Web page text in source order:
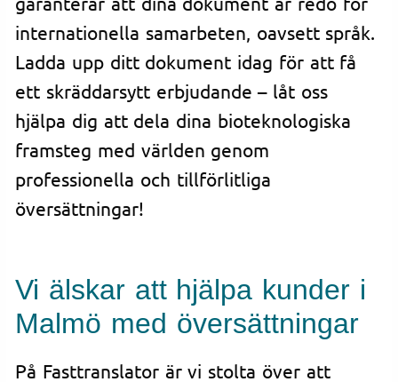
internationella samarbeten, oavsett språk.
Ladda upp ditt dokument idag för att få
ett skräddarsytt erbjudande – låt oss
hjälpa dig att dela dina bioteknologiska
framsteg med världen genom
professionella och tillförlitliga
översättningar!
Vi älskar att hjälpa kunder i
Malmö med översättningar
På Fasttranslator är vi stolta över att